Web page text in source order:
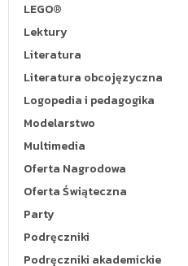
LEGO®
Lektury
Literatura
Literatura obcojęzyczna
Logopedia i pedagogika
Modelarstwo
Multimedia
Oferta Nagrodowa
Oferta Świąteczna
Party
Podręczniki
Podręczniki akademickie